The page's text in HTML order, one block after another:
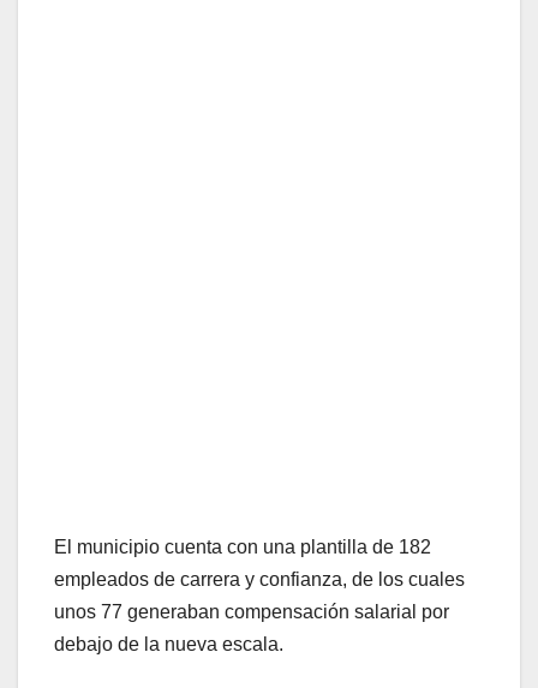
El municipio cuenta con una plantilla de 182
empleados de carrera y confianza, de los cuales
unos 77 generaban compensación salarial por
debajo de la nueva escala.